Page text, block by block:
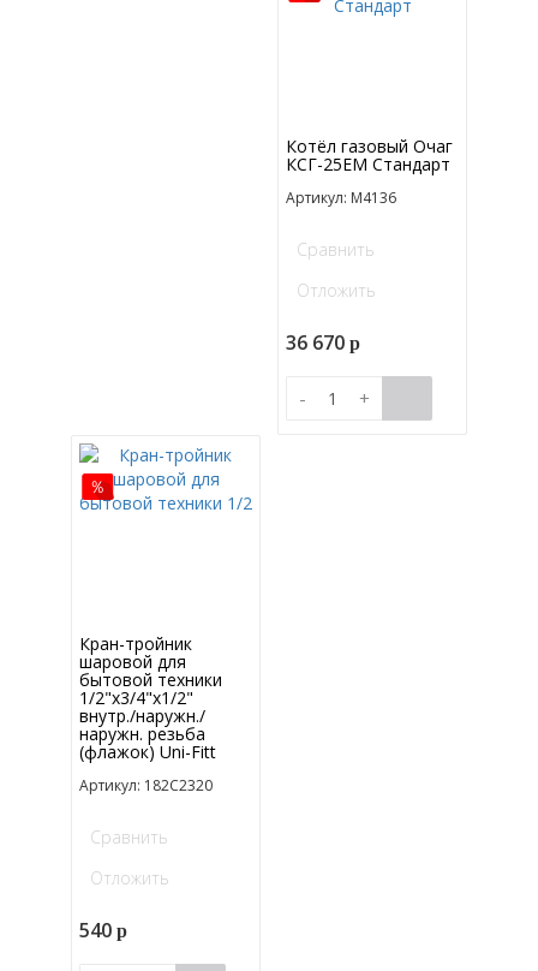
Котёл газовый Очаг
КСГ-25ЕМ Стандарт
Артикул: M4136
Сравнить
Отложить
36 670p
- +
Кран-тройник
шаровой для
бытовой техники
1/2"х3/4"х1/2"
внутр./наружн./
наружн. резьба
(флажок) Uni-Fitt
Артикул: 182C2320
Сравнить
Отложить
540p